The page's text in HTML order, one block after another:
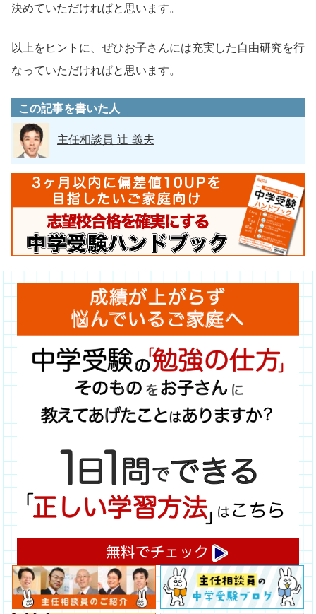
決めていただければと思います。
以上をヒントに、ぜひお子さんには充実した自由研究を行
なっていただければと思います。
この記事を書いた人
主任相談員 辻 義夫